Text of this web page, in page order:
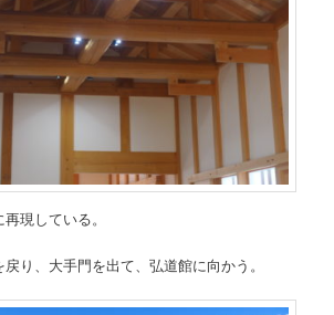
現している。
り、大手門を出て、弘道館に向かう。